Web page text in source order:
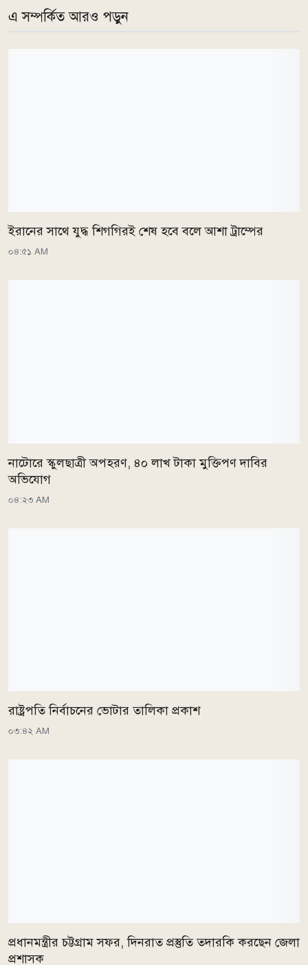
এ সম্পর্কিত আরও পড়ুন
ইরানের সাথে যুদ্ধ শিগগিরই শেষ হবে বলে আশা ট্রাম্পের
০৪:৫১ AM
নাটোরে স্কুলছাত্রী অপহরণ, ৪০ লাখ টাকা মুক্তিপণ দাবির
অভিযোগ
০৪:২৩ AM
রাষ্ট্রপতি নির্বাচনের ভোটার তালিকা প্রকাশ
০৩:৪২ AM
প্রধানমন্ত্রীর চট্টগ্রাম সফর, দিনরাত প্রস্তুতি তদারকি করছেন জেলা
প্রশাসক